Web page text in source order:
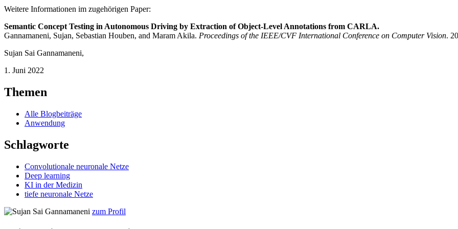
Weitere Informationen im zugehörigen Paper:
Semantic Concept Testing in Autonomous Driving by Extraction of Object-Level Annotations from CARLA.
Gannamaneni, Sujan, Sebastian Houben, and Maram Akila. Proceedings of the IEEE/CVF International Conference on Computer Vision.
Sujan Sai Gannamaneni,
1. Juni 2022
Themen
Alle Blogbeiträge
Anwendung
Schlagworte
Convolutionale neuronale Netze
Deep learning
KI in der Medizin
tiefe neuronale Netze
zum Profil